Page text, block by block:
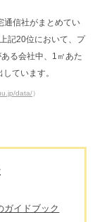
通信社がまとめてい
記20位において、プ
る会社中、1㎡あた
ています。
data/）
ガイドブック